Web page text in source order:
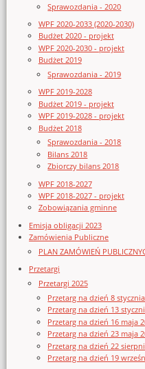
Sprawozdania - 2020
WPF 2020-2033 (2020-2030)
Budżet 2020 - projekt
WPF 2020-2030 - projekt
Budżet 2019
Sprawozdania - 2019
WPF 2019-2028
Budżet 2019 - projekt
WPF 2019-2028 - projekt
Budżet 2018
Sprawozdania - 2018
Bilans 2018
Zbiorczy bilans 2018
WPF 2018-2027
WPF 2018-2027 - projekt
Zobowiązania gminne
Emisja obligacji 2023
Zamówienia Publiczne
PLAN ZAMÓWIEŃ
Przetargi
Przetargi 2025
Przetarg na dzień 8
Przetarg na dzień 13
Przetarg na dzień 16 maja
Przetarg na dzień 23 maja
Przetarg na dzień 22
Przetarg na dzień 19